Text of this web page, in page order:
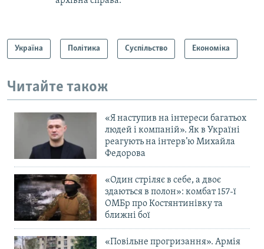
Україна Політика Суспільство Економіка
Читайте також
«Я наступив на інтереси багатьох
людей і компаній». Як в Україні
реагують на інтерв’ю Михайла
Федорова
«Один стріляє в себе, а двоє
здаються в полон»: комбат 157-ї
ОМБр про Костянтинівку та
ближні бої
«Повільне прогризання». Армія